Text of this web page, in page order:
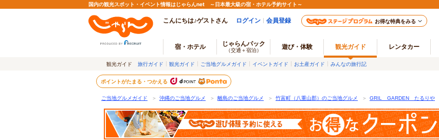
国内の観光スポット・イベント情報はじゃらんnet ～日本最大級の宿・ホテル予約サイト～
こんにちは♪ゲストさん ログイン 会員登録 お得な特典をみる
宿・ホテル じゃらんパック
（交通＋宿泊） 遊び・体験 観光ガイド レンタカー
観光ガイド 旅行ガイド 観光ガイド ご当地グルメガイド イベントガイド お土産ガイド みんなの旅行記
ポイントがたまる・つかえる
ご当地グルメガイド ＞ 沖縄のご当地グルメ ＞ 離島のご当地グルメ ＞ 竹富町（八重山郡）のご当地グルメ ＞ GRIL GARDEN たるりや